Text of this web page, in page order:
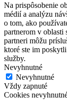
Na prispôsobenie
médií a analýzu
o tom, ako
partnerom v oblasti
partneri môžu
ktoré ste im
služby.
Nevyhnutné
Nevyhnutné
Vždy zapnuté
Cookies